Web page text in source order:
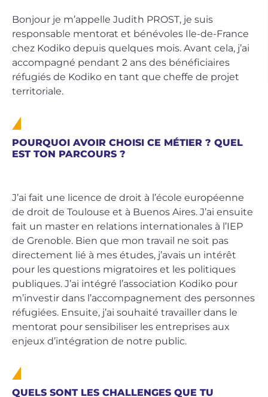
Bonjour je m’appelle Judith PROST, je suis
responsable mentorat et bénévoles Ile-de-France
chez Kodiko depuis quelques mois. Avant cela, j’ai
accompagné pendant 2 ans des bénéficiaires
réfugiés de Kodiko en tant que cheffe de projet
territoriale.
POURQUOI AVOIR CHOISI CE MÉTIER ? QUEL
EST TON PARCOURS ?
J’ai fait une licence de droit à l’école européenne
de droit de Toulouse et à Buenos Aires. J’ai ensuite
fait un master en relations internationales à l’IEP
de Grenoble. Bien que mon travail ne soit pas
directement lié à mes études, j’avais un intérêt
pour les questions migratoires et les politiques
publiques. J’ai intégré l’association Kodiko pour
m’investir dans l’accompagnement des personnes
réfugiées. Ensuite, j’ai souhaité travailler dans le
mentorat pour sensibiliser les entreprises aux
enjeux d’intégration de notre public.
QUELS SONT LES CHALLENGES QUE TU